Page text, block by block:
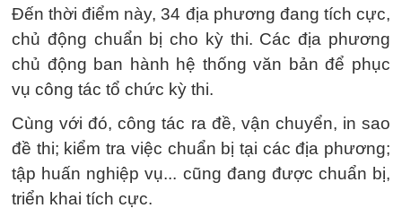
Đến thời điểm này, 34 địa phương đang tích cực,
chủ động chuẩn bị cho kỳ thi. Các địa phương
chủ động ban hành hệ thống văn bản để phục
vụ công tác tổ chức kỳ thi.
Cùng với đó, công tác ra đề, vận chuyển, in sao
đề thi; kiểm tra việc chuẩn bị tại các địa phương;
tập huấn nghiệp vụ... cũng đang được chuẩn bị,
triển khai tích cực.